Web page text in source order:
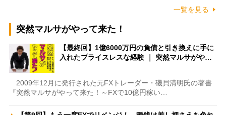
一覧を見る
突然マルサがやって来た！
【最終回】1億6000万円の負債と引き換えに手に
入れたプライスレスな経験 ｜ 突然マルサがや…
2009年12月に発行された元FXトレーダー・磯貝清明氏の著書
『突然マルサがやって来た！～FXで10億円稼い…